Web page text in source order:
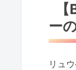
ー
リュ